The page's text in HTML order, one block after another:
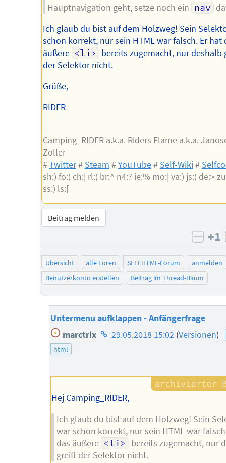
Hauptnavigation geht, setze noch ein nav
Ich glaub du bist auf dem Holzweg! Sein
schon korrekt, nur sein HTML war falsch. Er hat
äußere <li> bereits zugemacht, nur deshalb
der Selektor nicht.
Grüße,
RIDER
--
Camping_RIDER a.k.a. Riders Flame a.k.a.
Zoller
#Twitter# Steam #YouTube# Self-Wiki#
sh:) fo:) ch:| rl:) br:^ n4:? ie:% mo:| va:) js:) de:>
ss:) ls:[
Beitrag melden
+1
Übersicht alle Foren SELFHTML-Forum
anmelden
Benutzerkonto erstellen
Beitrag im Thread-Baum
Untermenu aufklappen - Anfängerfrage
marctrix Homepage
29.05.2018 15:02 (Versionen)
html
Hej Camping_RIDER,
Ich glaub du bist auf dem Holzweg! Sein
war schon korrekt, nur sein HTML war
das äußere <li>
bereits zugemacht, nur
greift der Selektor nicht.